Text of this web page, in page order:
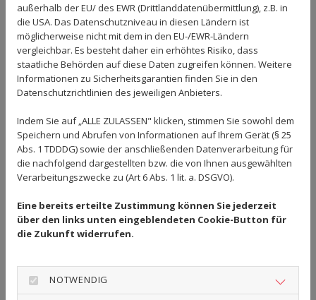
Die Herren 1 bleiben weiter
ungeschlagen
außerhalb der EU/ des EWR (Drittlanddatenübermittlung), z.B. in
die USA. Das Datenschutzniveau in diesen Ländern ist
möglicherweise nicht mit dem in den EU-/EWR-Ländern
vergleichbar. Es besteht daher ein erhöhtes Risiko, dass
staatliche Behörden auf diese Daten zugreifen können. Weitere
Informationen zu Sicherheitsgarantien finden Sie in den
Datenschutzrichtlinien des jeweiligen Anbieters.
Indem Sie auf „ALLE ZULASSEN" klicken, stimmen Sie sowohl dem
Speichern und Abrufen von Informationen auf Ihrem Gerät (§ 25
Abs. 1 TDDDG) sowie der anschließenden Datenverarbeitung für
die nachfolgend dargestellten bzw. die von Ihnen ausgewählten
Verarbeitungszwecke zu (Art 6 Abs. 1 lit. a. DSGVO).
Eine bereits erteilte Zustimmung können Sie jederzeit
über den links unten eingeblendeten Cookie-Button für
die Zukunft widerrufen.
NOTWENDIG